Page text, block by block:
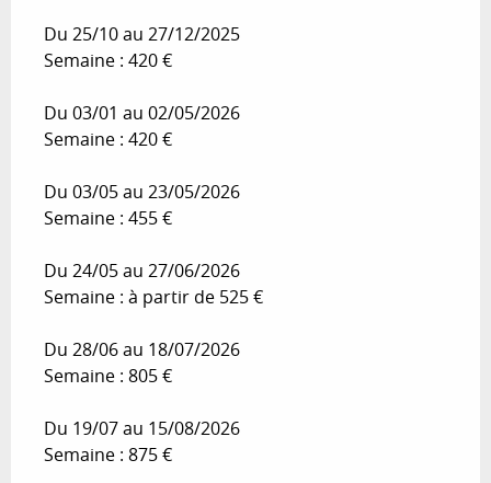
Du 25/10 au 27/12/2025
Semaine : 420 €
Du 03/01 au 02/05/2026
Semaine : 420 €
Du 03/05 au 23/05/2026
Semaine : 455 €
Du 24/05 au 27/06/2026
Semaine : à partir de 525 €
Du 28/06 au 18/07/2026
Semaine : 805 €
Du 19/07 au 15/08/2026
Semaine : 875 €